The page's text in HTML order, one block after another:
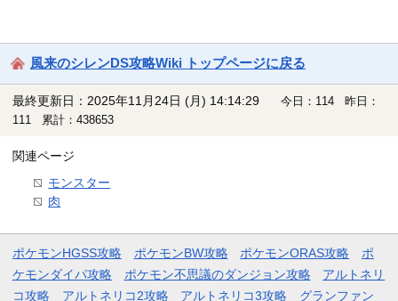
風来のシレンDS攻略Wiki トップページに戻る
最終更新日：2025年11月24日 (月) 14:14:29
今日：114 昨日：
111 累計：438653
関連ページ
モンスター
肉
ポケモンHGSS攻略 ポケモンBW攻略 ポケモンORAS攻略
ポ
ケモンダイパ攻略
ポケモン不思議のダンジョン攻略
アルトネリ
コ攻略
アルトネリコ2攻略 アルトネリコ3攻略 グランファン